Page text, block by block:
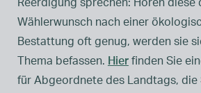
Reerdigung sprechen: Hören diese
Wählerwunsch nach einer
Bestattung oft genug, werden sie
Thema befassen. Hierfinden Sie
für Abgeordnete des Landtags, die